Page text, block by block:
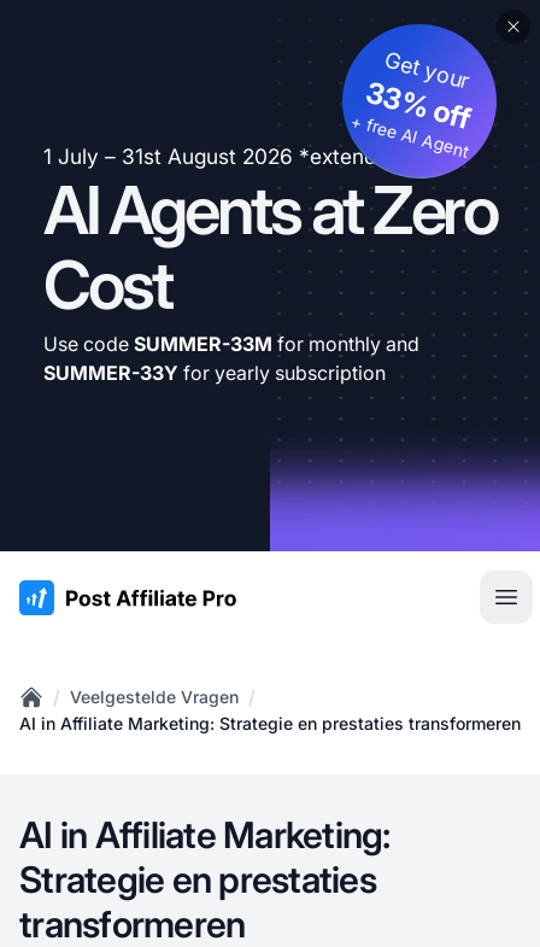
1 July – 31st August 2026 *extended
AI Agents at Zero
Cost
Get your
33% off
+ free AI Agent
Use code SUMMER-33M for monthly and
SUMMER-33Y for yearly subscription
:site.title
Home
/ Veelgestelde Vragen /
AI in Affiliate Marketing: Strategie en prestaties transformeren
AI in Affiliate Marketing:
Strategie en prestaties
transformeren